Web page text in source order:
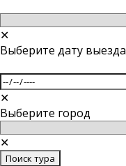
✕
Выберите дату выезда
✕
Выберите город
✕
Поиск тура